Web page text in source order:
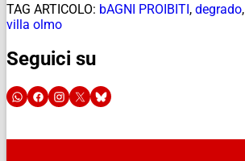
TAG ARTICOLO: bAGNI PROIBITI, degrado,
villa olmo
Seguici su